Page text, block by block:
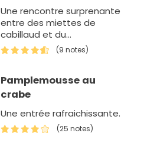
Une rencontre surprenante
entre des miettes de
cabillaud et du
pamplemousse rose,
accompagnés de poivrons,
pignons dorés.…
(9 notes)
Pamplemousse au
crabe
Une entrée rafraichissante.
(25 notes)